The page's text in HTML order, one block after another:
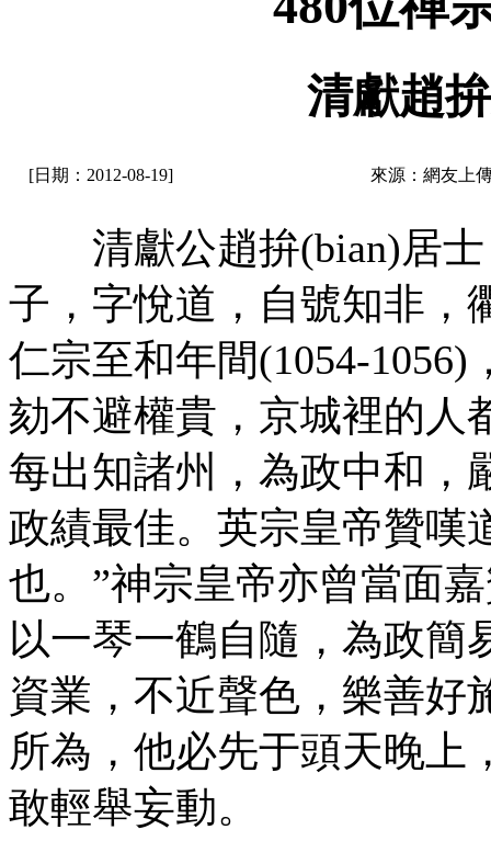
清獻趙
[日期：2012-08-19] 來源：網友上
清獻公趙拚(bian)居士
子，字悅道，自號知非，
仁宗至和年間(1054-
劾不避權貴，京城裡的人
每出知諸州，為政中和，
政績最佳。英宗皇帝贊嘆
也。”神宗皇帝亦曾當面
以一琴一鶴自隨，為政簡
資業，不近聲色，樂善好
所為，他必先于頭天晚上
敢輕舉妄動。